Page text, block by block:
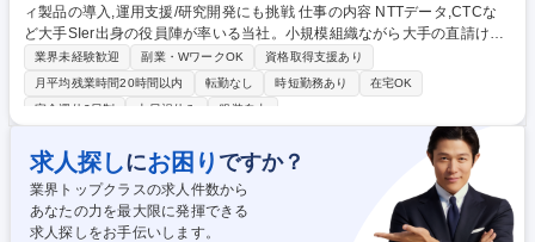
ィ製品の導入,運用支援/研究開発にも挑戦 仕事の内容 NTTデータ,CTCな
ど大手SIer出身の役員陣が率いる当社。小規模組織ながら大手の直請け案
件が多くございます。主にお客様プロジェクトにてセキュリティソリュー
ションに関わる技術支援を担っていただきます。 【具体的な業務】以下を
中心とした業務をお任せします。 ■セキュリティソリューションの提案か
におけるプロジェクトマネジメント など 【セキュリティ製品例】IBM QR
adar、CardinalOps、Google SecOps、Splunk、Checkpoint、Thales、
Tanium、Tripwire、VANADIS、SBOMサービス 募集職種 【セキュリティ
エンジニア】セキュリティ製品の導入,運用支援/研究開発にも挑戦
業界未経験歓迎 副業・WワークOK
資格取得支援あり
月平均残業時間20時間以内
転勤なし 時短勤務あり
在宅OK
完全週休2日制
土日祝休み 服装自由
求人探しにお困り ですか？
業界トップクラスの求人件数から
あなたの力を最大限に発揮できる
求人探しをお手伝いします。